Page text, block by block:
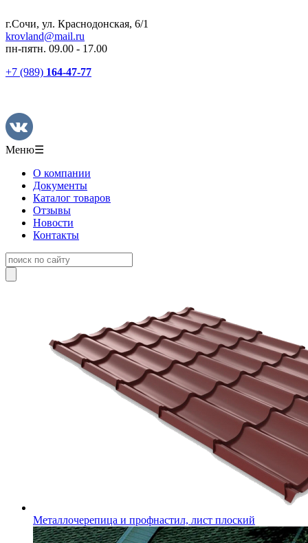
г.Сочи, ул. Краснодонская, 6/1
krovland@mail.ru
пн-пятн. 09.00 - 17.00
+7 (989) 164-47-77
Меню☰
О компании
Документы
Каталог товаров
Отзывы
Новости
Контакты
Металлочерепица и профнастил, лист плоский